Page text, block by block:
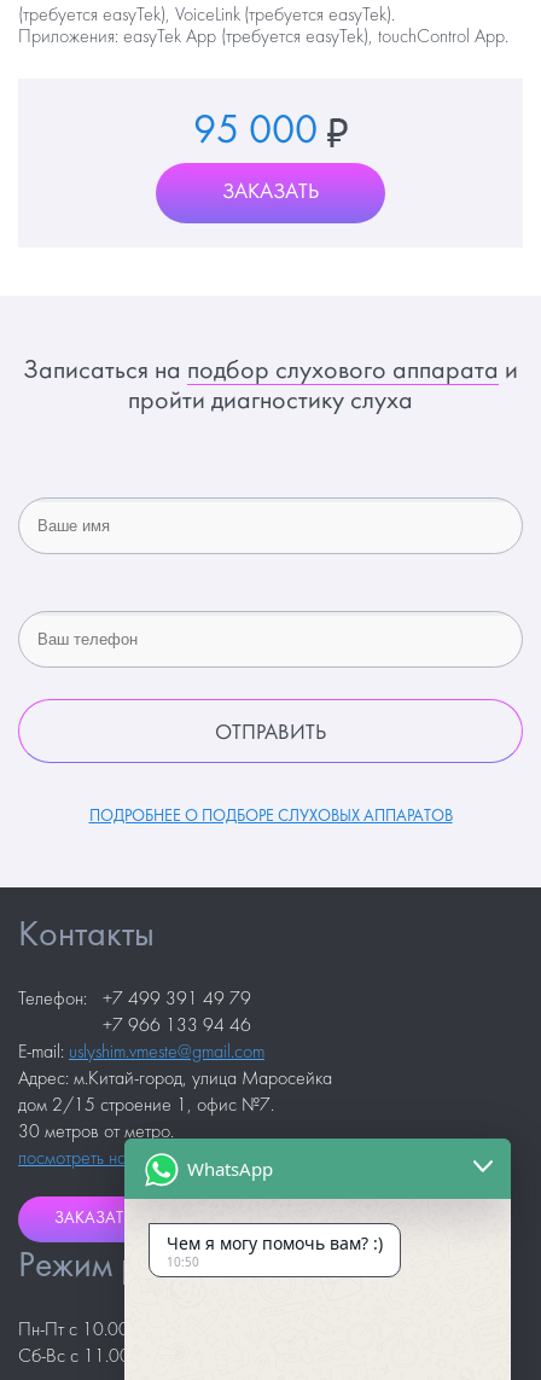
(требуется easyTek), VoiceLink (требуется easyTek).
Приложения: easyTek App (требуется easyTek), touchControl App.
95 000
ЗАКАЗАТЬ
Записаться на подбор слухового аппарата и
пройти диагностику слуха
ПОДРОБНЕЕ О ПОДБОРЕ СЛУХОВЫХ АППАРАТОВ
Контакты
Телефон:
+7 499 391 49 79
+7 966 133 94 46
E-mail: uslyshim.vmeste@gmail.com
Адрес: м.Китай-город, улица Маросейка
дом 2/15 строение 1, офис №7.
30 метров от метро.
посмотреть на карте
ЗАКАЗАТЬ ЗВОНОК
Режим работы
Пн-Пт с 10.00 до 18.00
Сб-Вс с 11.00 до 18.00
WhatsApp
Чем я могу помочь вам? :)
10:50